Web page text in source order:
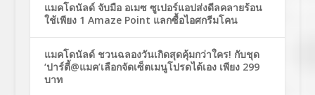
แมคโดนัลด์ จับมือ อเมซ ซูเปอร์แอปส่งดีลคลายร้อน
ใช้เพียง 1 Amaze Point แลกซื้อไอศกรีมโคน
แมคโดนัลด์ ชวนฉลองวันเกิดสุดคุ้มกว่าใคร! กับชุด
‘ปาร์ตี้@แมค’เลือกจัดเซ็ตเมนูโปรดได้เอง เพียง 299
บาท